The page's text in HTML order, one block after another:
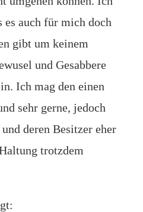
es auch für mich doch
gibt um keinem
und Gesabbere
Ich mag den einen
sehr gerne, jedoch
deren Besitzer eher
trotzdem